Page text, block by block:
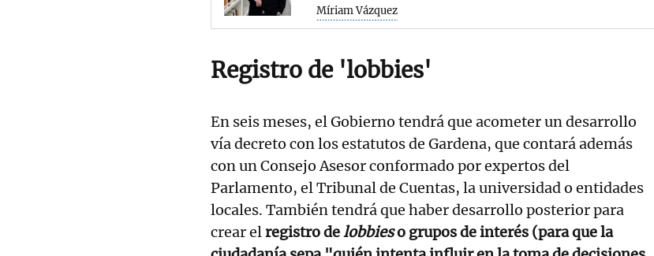
Míriam Vázquez
Registro de 'lobbies'
En seis meses, el Gobierno tendrá que acometer un desarrollo
vía decreto con los estatutos de Gardena, que contará además
con un Consejo Asesor conformado por expertos del
Parlamento, el Tribunal de Cuentas, la universidad o entidades
locales. También tendrá que haber desarrollo posterior para
crear elregistro delobbieso grupos de interés (para que la